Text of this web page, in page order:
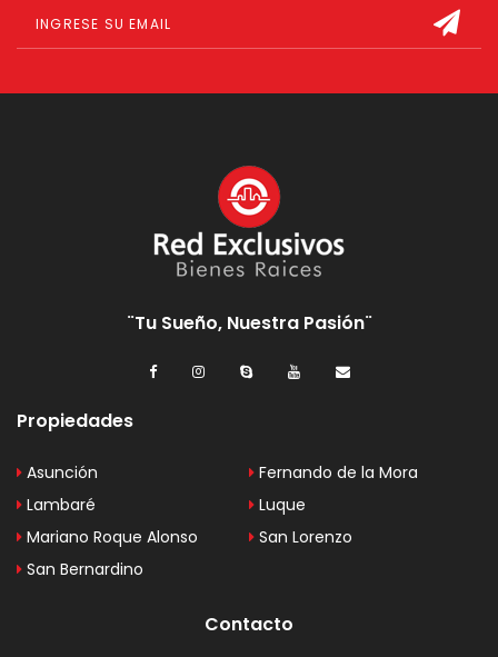
¨Tu Sueño, Nuestra Pasión¨
Propiedades
Asunción
Fernando de la Mora
Lambaré
Luque
Mariano Roque Alonso
San Lorenzo
San Bernardino
Contacto